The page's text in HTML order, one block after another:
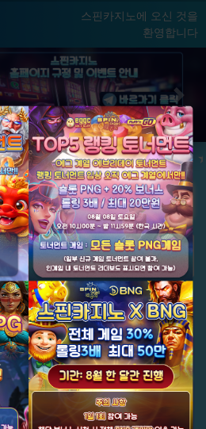
스핀카지노에 오신 것을
환영합니다
Next
, 국내 슬롯 1등 에그계열 ★ ★